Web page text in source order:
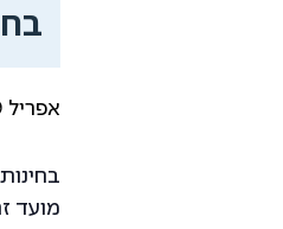
אפריל 9
מועד